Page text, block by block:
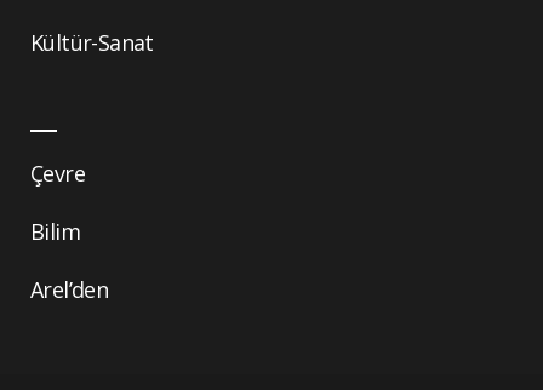
Kültür-Sanat
Çevre
Bilim
Arel’den